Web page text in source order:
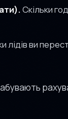
Скільки
лідів ви